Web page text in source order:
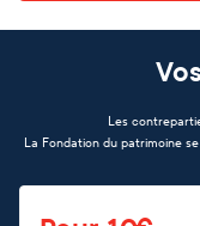
Les
La Fondation du patrimoine